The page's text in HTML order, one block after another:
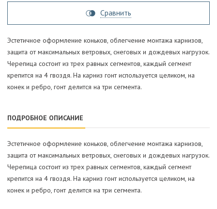
Сравнить
Эстетичное оформление коньков, облегчение монтажа карнизов,
защита от максимальных ветровых, снеговых и дождевых нагрузок.
Черепица состоит из трех равных сегментов, каждый сегмент
крепится на 4 гвоздя. На карниз гонт используется целиком, на
конек и ребро, гонт делится на три сегмента.
ПОДРОБНОЕ ОПИСАНИЕ
Эстетичное оформление коньков, облегчение монтажа карнизов,
защита от максимальных ветровых, снеговых и дождевых нагрузок.
Черепица состоит из трех равных сегментов, каждый сегмент
крепится на 4 гвоздя. На карниз гонт используется целиком, на
конек и ребро, гонт делится на три сегмента.